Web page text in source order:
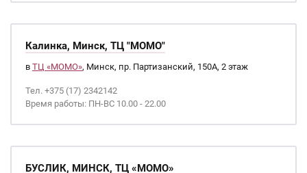
Калинка, Минск, ТЦ "МОМО"
в ТЦ «МОМО», Минск, пр. Партизанский, 150А, 2 этаж
Тел. +375 (17) 2342142
Время работы: ПН-ВС 10.00 - 22.00
БУСЛИК, МИНСК, ТЦ «МОМО»